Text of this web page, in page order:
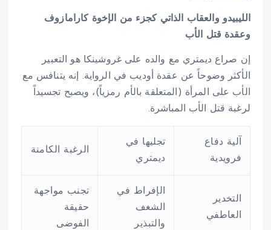
الليبيدو والعقاب الذاتي كجزء من الإخوة كارامازوف
وعقدة قتل الأب
إن صراع ديمتري مع والده على غروشينكا هو التعبير
الأكثر وضوحاً عن عقدة أوديب في الرواية. إنه يتنافس مع
الأب على المرأة (المتعلقة بالأم رمزياً)، ويصبح تجسيداً
لرغبة قتل الأب المباشرة.
آلية دفاع
فرويدية
تجليها في
ديمتري
الرغبة الكامنة
التخدير
العاطفي
الإفراط في
الشغف
والتبذير
تجنب مواجهة
حقيقة
الفوضى